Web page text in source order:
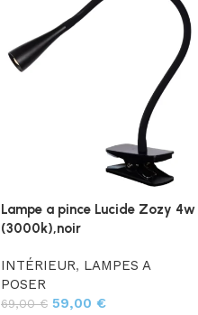
Lampe a pince Lucide Zozy 4w
(3000k),noir
INTÉRIEUR, LAMPES A
POSER
69,00€ 59,00 €